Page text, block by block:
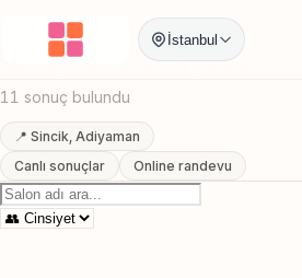
İstanbul
Anasayfa / Adiyaman / Hydrafacial
Sincik, Adiyaman Hydrafacial
11 sonuç bulundu
📍 Sincik, Adiyaman
Canlı sonuçlar
Online randevu